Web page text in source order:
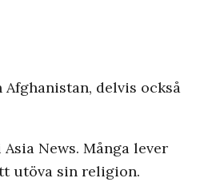
delvis också
News. Många lever
utöva sin religion.